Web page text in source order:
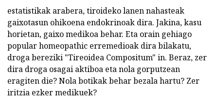
estatistikak arabera, tiroideko lanen nahasteak
gaixotasun ohikoena endokrinoak dira. Jakina, kasu
horietan, gaixo medikoa behar. Eta orain gehiago
popular homeopathic erremedioak dira bilakatu,
droga bereziki "Tireoidea Compositum" in. Beraz, zer
dira droga osagai aktiboa eta nola gorputzean
eragiten die? Nola botikak behar bezala hartu? Zer
iritzia ezker medikuek?